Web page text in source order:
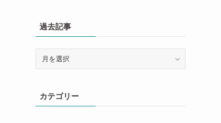
過去記事
カテゴリー